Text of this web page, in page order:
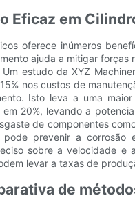
Eficaz em
oferece inúmeros
ajuda a mitigar
estudo da XYZ
nos custos de
Isto leva a uma
20%, levando a
de componentes
pode prevenir a
sobre a velocidade
levar a taxas de
de